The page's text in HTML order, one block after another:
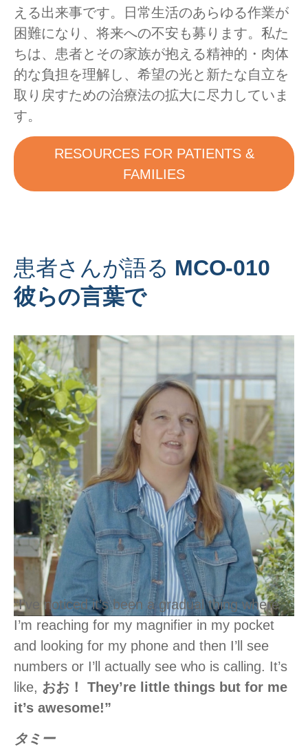
える出来事です。日常生活のあらゆる作業が
困難になり、将来への不安も募ります。私た
ちは、患者とその家族が抱える精神的・肉体
的な負担を理解し、希望の光と新たな自立を
取り戻すための治療法の拡大に尽力していま
す。
RESOURCES FOR PATIENTS &
FAMILIES
患者さんが語る MCO-010
彼らの言葉で
“I’ve noticed it’s been a gradual thing where
I’m reaching for my magnifier in my pocket
and looking for my phone and then I’ll see
numbers or I’ll actually see who is calling. It’s
like, おお！
They’re little things but for me
it’s awesome!”
タミー